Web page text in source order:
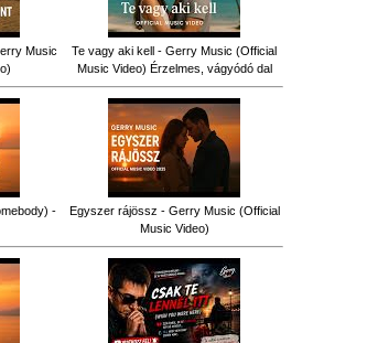
Music
Te vagy aki kell - Gerry Music (Official
Music Video) Érzelmes, vágyódó dal
-
Egyszer rájössz - Gerry Music (Official
Music Video)